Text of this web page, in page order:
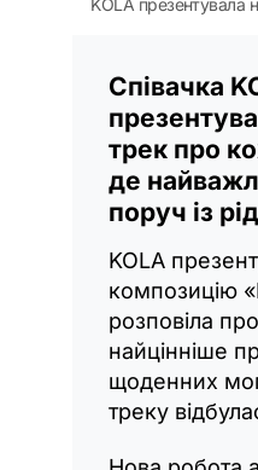
Співачка
трек про
де
поруч із
KOLA
композицію
розповіла
найцінніше
щоденних
треку